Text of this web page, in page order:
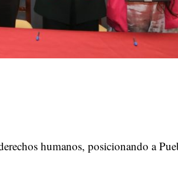
humanos, posicionando a